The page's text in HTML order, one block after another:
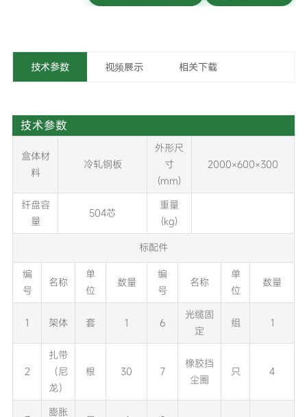
技术参数 视频展示 相关下载
技术参数
盒体材
料
冷轧钢板
外形尺
寸
(mm)
2000×600×300
纤盘容
量
504芯
重量
(kg)
标配件
编
号
名称
单
位
数量
编
号
名称
单
位
数量
1 架体 套 1 6
光缆固
定
组 1
2
扎带
（尼
龙）
根 30 7
橡胶挡
尘圈
只 4
膨胀